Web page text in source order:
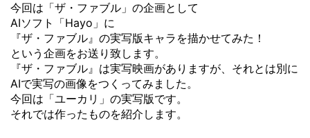
今回は「ザ・ファブル」の企画として
AIソフト「Hayo」に
『ザ・ファブル』の実写版キャラを描かせてみた！
という企画をお送り致します。
『ザ・ファブル』は実写映画がありますが、それとは別に
AIで実写の画像をつくってみました。
今回は「ユーカリ」の実写版です。
それでは作ったものを紹介します。